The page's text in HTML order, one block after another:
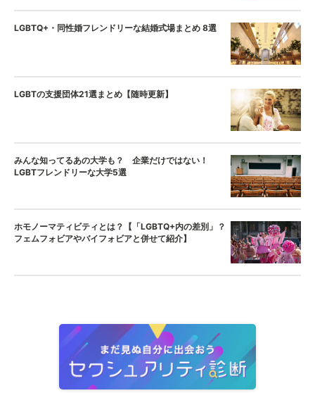
LGBTQ+・同性婚フレンドリーな結婚式場まとめ 8選
LGBTの支援団体21選まとめ【随時更新】
みんな知ってるあの大学も？ 企業だけではない！
LGBTフレンドリーな大学5選
ホモノーマティビティとは？【「LGBTQ+内の差別」？
フェムフォビアやバイフォビアと併せて紹介】